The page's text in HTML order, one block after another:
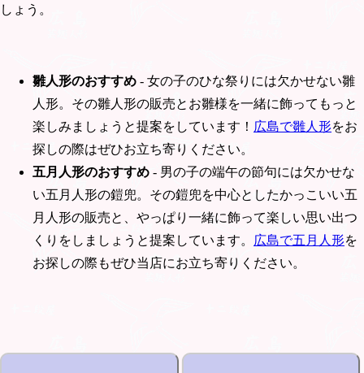
しょう。
雛人形のおすすめ - 女の子のひな祭りには欠かせない雛
人形。その雛人形の販売とお雛様を一緒に飾ってもっと
楽しみましょうと提案をしています！ 広島で雛人形をお
探しの際はぜひお立ち寄りください。
五月人形のおすすめ - 男の子の端午の節句には欠かせな
い五月人形の鎧兜。その鎧兜を中心としたかっこいい五
月人形の販売と、やっぱり一緒に飾って楽しい思い出つ
くりをしましょうと提案しています。
広島で五月人形を
お探しの際もぜひ当店にお立ち寄りください。